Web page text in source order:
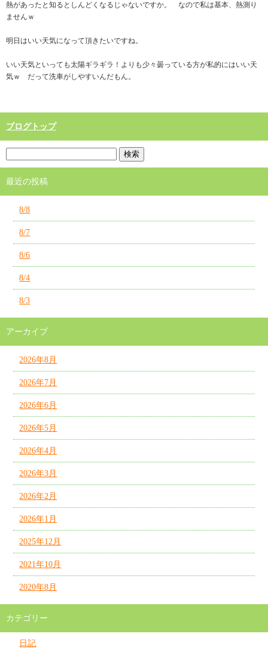
熱があったと知るとしんどくなるじゃないですか。 なので私は基本、熱測り
ませんｗ
明日はいい天気になって頂きたいですね。
いい天気といっても太陽ギラギラ！よりも少々曇っている方が私的にはいい天
気ｗ だって洗車がしやすいんだもん。
ブログトップ
最近の投稿
8/8
8/7
8/6
8/4
8/3
アーカイブ
2026年8月
2026年7月
2026年6月
2026年5月
2026年4月
2026年3月
2026年2月
2026年1月
2025年12月
2021年10月
2020年8月
カテゴリー
日記